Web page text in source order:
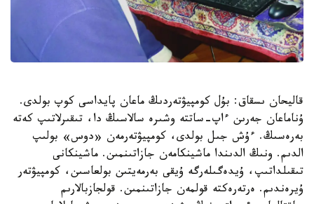
قاليحان ىسقاق: بۇل كومپيۋتەردىڭ ماعان پايداسى كوپ بولدى.
ۇناماعان جەرىن ءاپ-ساتتە وشىرە سالاسىڭ دا، تىقىرلاتىپ كەتە
بەرەسىڭ. ءۇش جىل بولدى، كومپيۋتەرمەن «دوس» بولىپ
الدىم. ونىڭ الدىندا ماشينكامەن جازاتىنمىن. ماشينكانى
تىقىلداتىپ، ۇيدەگىلەرگە ۇيقى بەرمەيتىن بولعاسىن، كومپيۋتەر
ۇيرەندىم. ەرتەرەكتە قولمەن جازاتىنمىن. قولجازبالارىم